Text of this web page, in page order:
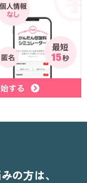
の方は、